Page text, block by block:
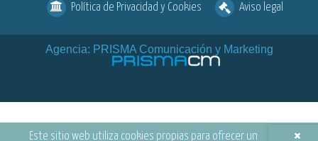
×
Este sitio web utiliza cookies propias para ofrecer un
Política de Privacidad y Cookies Aviso legal
Agencia: PRISMA Comunicación y Marketing